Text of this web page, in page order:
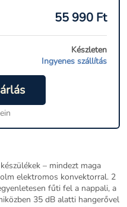
55 990 Ft
Készleten
Ingyenes szállítás
– mindezt maga
elektromos konvektorral. 2
fűti fel a nappali, a
35 dB alatti hangerővel